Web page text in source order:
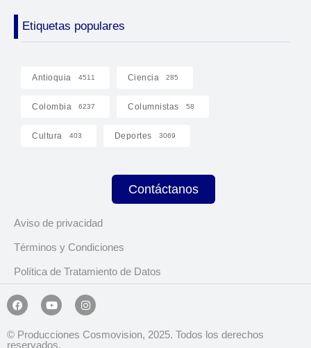
Etiquetas populares
Antioquia 4511 Ciencia 285
Colombia 6237 Columnistas 58
Cultura 403 Deportes 3069
Contáctanos
Aviso de privacidad
Términos y Condiciones
Política de Tratamiento de Datos
© Producciones Cosmovision, 2025. Todos los derechos
reservados.